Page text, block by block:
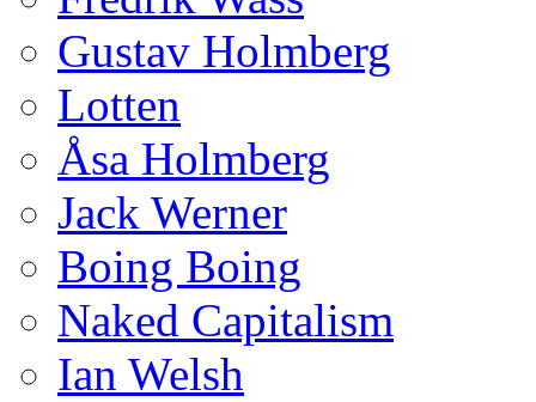
Gustav Holmberg
Lotten
Åsa Holmberg
Jack Werner
Boing Boing
Naked Capitalism
Ian Welsh